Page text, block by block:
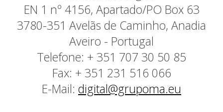
EN 1 nº 4156, Apartado/PO Box 63
3780-351 Avelãs de Caminho, Anadia
Aveiro - Portugal
Telefone: + 351 707 30 50 85
Fax: + 351 231 516 066
E-Mail: digital@grupoma.eu